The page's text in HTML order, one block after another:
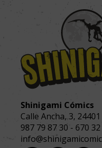
Shinigami Cómics
Calle Ancha, 3, 24401
987 79 87 30 - 670